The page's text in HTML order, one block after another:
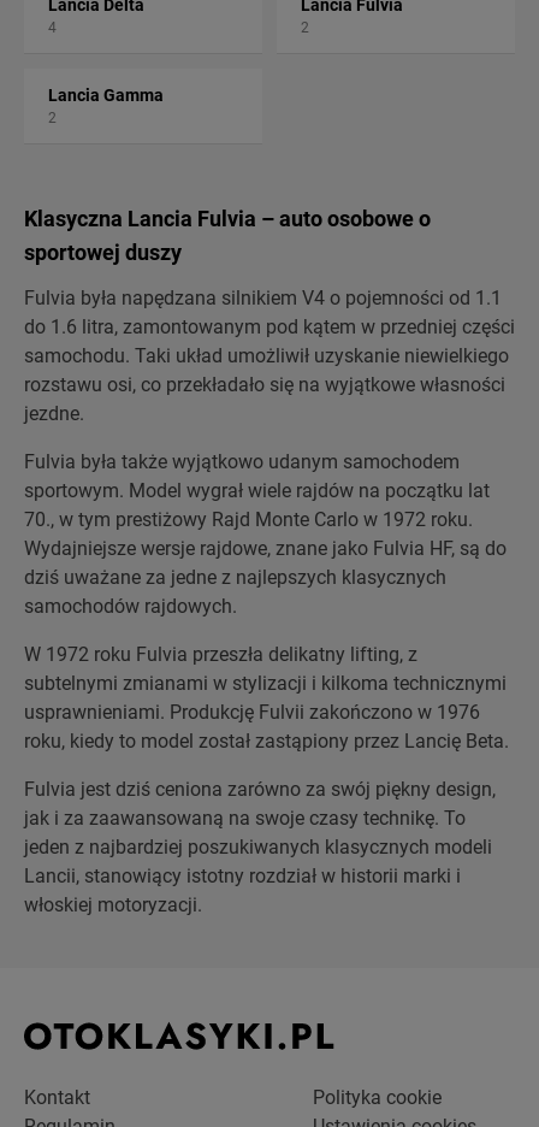
Lancia Delta
4
Lancia Fulvia
2
Lancia Gamma
2
Klasyczna Lancia Fulvia – auto osobowe o
sportowej duszy
Fulvia była napędzana silnikiem V4 o pojemności od 1.1
do 1.6 litra, zamontowanym pod kątem w przedniej części
samochodu. Taki układ umożliwił uzyskanie niewielkiego
rozstawu osi, co przekładało się na wyjątkowe własności
jezdne.
Fulvia była także wyjątkowo udanym samochodem
sportowym. Model wygrał wiele rajdów na początku lat
70., w tym prestiżowy Rajd Monte Carlo w 1972 roku.
Wydajniejsze wersje rajdowe, znane jako Fulvia HF, są do
dziś uważane za jedne z najlepszych klasycznych
samochodów rajdowych.
W 1972 roku Fulvia przeszła delikatny lifting, z
subtelnymi zmianami w stylizacji i kilkoma technicznymi
usprawnieniami. Produkcję Fulvii zakończono w 1976
roku, kiedy to model został zastąpiony przez Lancię Beta.
Fulvia jest dziś ceniona zarówno za swój piękny design,
jak i za zaawansowaną na swoje czasy technikę. To
jeden z najbardziej poszukiwanych klasycznych modeli
Lancii, stanowiący istotny rozdział w historii marki i
włoskiej motoryzacji.
Kontakt
Polityka cookie